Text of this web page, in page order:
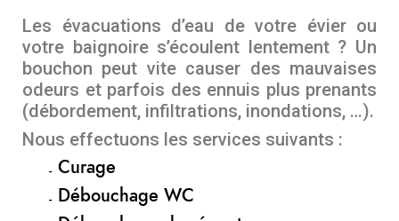
Les évacuations d’eau de votre évier ou
votre baignoire s’écoulent lentement ? Un
bouchon peut vite causer des mauvaises
odeurs et parfois des ennuis plus prenants
(débordement, infiltrations, inondations, …).
Nous effectuons les services suivants :
Curage
Débouchage WC